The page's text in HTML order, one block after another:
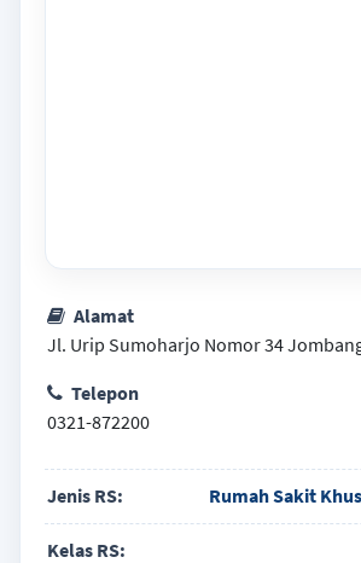
Alamat
Jl. Urip Sumoharjo Nomor 34
Telepon
0321-872200
Jenis RS: Rumah Sakit
Kelas RS: